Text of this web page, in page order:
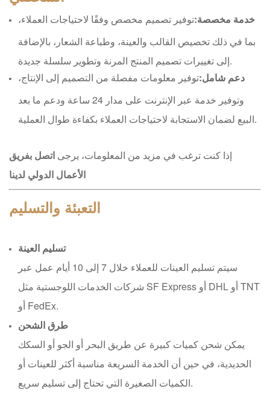
خدمة مخصصة:توفير تصميم مخصص وفقًا لاحتياجات العملاء،
بما في ذلك تخصيص القالب والعينة، وطباعة الشعار، بالإضافة
دعم شامل:توفير معلومات مفصلة من التصميم إلى الإنتاج،
وتوفير خدمة عبر الإنترنت على مدار 24 ساعة ودعم ما بعد
إذا كنت ترغب في مزيد من المعلومات، يرجى اتصل بفريق
الأعمال الدولي لدينا
التعبئة والتسليم
تسليم العينة
سيتم تسليم العينات للعملاء خلال 7 إلى 10 أيام عمل عبر
شركات الخدمات اللوجستية مثل SF Express أو DHL أو TNT
أو FedEx.
طرق الشحن
يمكن شحن كميات كبيرة عن طريق البحر أو الجو أو السكك
الحديدية، في حين أن الخدمة السريعة مناسبة أكثر للعينات أو
الكميات الصغيرة التي تحتاج إلى تسليم سريع.